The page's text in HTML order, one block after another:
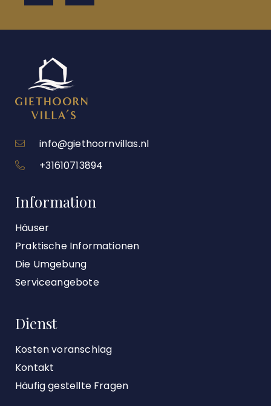
info@giethoornvillas.nl
+31610713894
Information
Häuser
Praktische Informationen
Die Umgebung
Serviceangebote
Dienst
Kosten voranschlag
Kontakt
Häufig gestellte Fragen